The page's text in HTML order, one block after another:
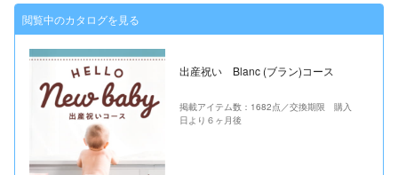
閲覧中のカタログを見る
出産祝い Blanc (ブラン)コース
掲載アイテム数：1682点／交換期限 購入
日より６ヶ月後